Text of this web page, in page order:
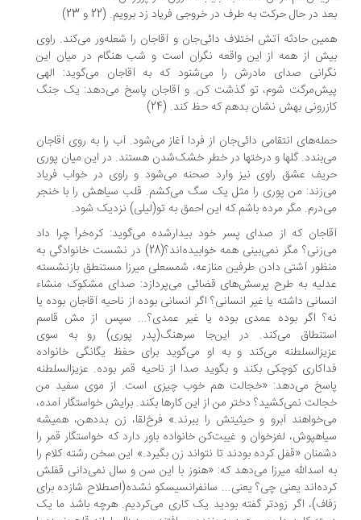
در‌ حال‌ حرکت به طرف در خروجی فریاد زد برویم. (22 و 23)
حادثه‌ آتش‌ اختلاف دائی‌جان و آقاجان را شعله‌ور می‌کند. راوی‌
از‌ همه از این واقعه نگران است و شب‌ هنگام‌ در میان این
صدای مادرش را می‌شنود که به آقاجان می‌گوید: الهی‌
شوم، تو گذشت کن. و آقاجان‌ پاسخ‌ می‌دهد: یک‌ جنگ‌
بهش نشان بدهم که حظ کند‌. (24‌)
انتقامی دائی‌جان از فردا آغاز می‌شود. آب را به روی آقاجان‌
گلها و درختها در خطر خشک‌شدن هستند‌. در این میان پوری‌
عشق راوی نیز وارد صحنه‌ می‌شود‌ و راوی در خواب فریاد
من پوری را مثل یک سگ می‌کشم. قلب‌ سیاهش‌ را با خنجر
مگر‌ مرده‌ باشم‌ که این احمق‌ به‌ تو(لیلی) نزدیک شود‌.
که از صدای پسر خود بیدارشده می‌گوید: کره‌خر! چرا داد
می‌زنی؟ مگر نمی‌بینی همه خوابیده‌اند؟(28) در‌ نشست‌ خانوادگی به
آشتی دادن طرفین‌ منازعه‌، شمسعلی میرزا‌ مستنطق‌ بازنشسته‌
به طرح پرسش‌های‌ قضائی می‌پردازد: صدای مشکوک منشاء
داشته یا غیر انسانی؟ اگر انسانی بوده از ناحیه آقاجان بوده‌ یا‌
اگر بوده عمدی بوده یا غیر عمدی؟... سپس‌ از‌ مش قاسم‌
می‌کند‌. در این‌جا سرهنگ‌(پدر‌ پوری) رو به سوی
می‌کند و به او می‌گوید برای حفظ یگانگی خانواده
کوچکی‌ بکند‌ و بگوید‌ صدا از ناحیه قمر بوده. عزیزالسلطنه‌
می‌دهد‌: «خجالت‌ هم‌ خوب‌ چیزی است. از موی سفید من
نمی‌کشید؟ دختر من از این کارها بکند. برایش خواستگار آمده،
آبرو و حیثیتش را ببرند.» فرخ‌لقا، زن بددهن، همیشه
لغزخوان و غیبت‌کن‌ خانواده باور دارد که خواستگار قمر را
«قفل کرده بودند تا نتواند زن بگیرد.» این سخن رشته کلام را
اسدالله میرزا می‌دهد که: «هنوز با این سن‌ و سال‌ نمی‌دانی قفلش
یعنی چی؟ یعنی... سانفرانسیسکو نشده(اصطلاح شازده برای
اگر زودتر گفته بودید یک کاری می‌کردیم. هرچه باشد ما یک